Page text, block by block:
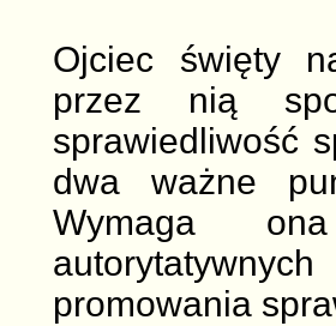
Ojciec święty
przez nią
sprawiedliwość
dwa ważne
Wymaga
promowania